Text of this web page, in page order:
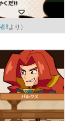
!!より）